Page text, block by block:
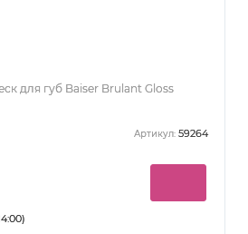
для губ Baiser Brulant Gloss
Артикул: 59264